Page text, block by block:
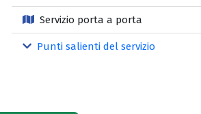
Servizio porta a porta
Punti salienti del servizio